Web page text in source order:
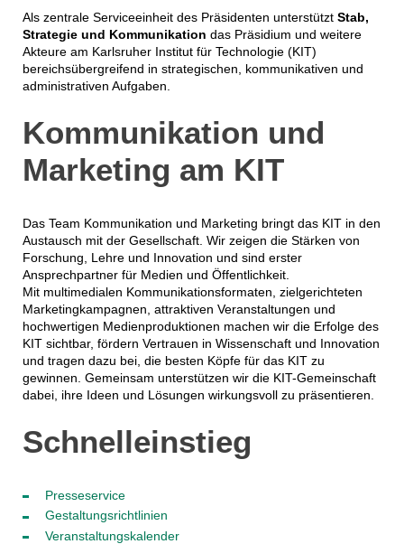
Als zentrale Serviceeinheit des Präsidenten unterstützt Stab,
Strategie und Kommunikation das Präsidium und weitere
Akteure am Karlsruher Institut für Technologie (KIT)
bereichsübergreifend in strategischen, kommunikativen und
administrativen Aufgaben.
Kommunikation und
Marketing am KIT
Das Team Kommunikation und Marketing bringt das KIT in den
Austausch mit der Gesellschaft. Wir zeigen die Stärken von
Forschung, Lehre und Innovation und sind erster
Ansprechpartner für Medien und Öffentlichkeit.
Mit multimedialen Kommunikationsformaten, zielgerichteten
Marketingkampagnen, attraktiven Veranstaltungen und
hochwertigen Medienproduktionen machen wir die Erfolge des
KIT sichtbar, fördern Vertrauen in Wissenschaft und Innovation
und tragen dazu bei, die besten Köpfe für das KIT zu
gewinnen. Gemeinsam unterstützen wir die KIT-Gemeinschaft
dabei, ihre Ideen und Lösungen wirkungsvoll zu präsentieren.
Schnelleinstieg
Presseservice
Gestaltungsrichtlinien
Veranstaltungskalender